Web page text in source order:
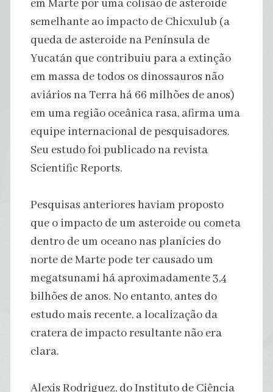
em Marte por uma colisão de asteroide
semelhante ao impacto de Chicxulub (a
queda de asteroide na Península de
Yucatán que contribuiu para a extinção
em massa de todos os dinossauros não
aviários na Terra há 66 milhões de anos)
em uma região oceânica rasa, afirma uma
equipe internacional de pesquisadores.
Seu estudo foi publicado na revista
Scientific Reports.
Pesquisas anteriores haviam proposto
que o impacto de um asteroide ou cometa
dentro de um oceano nas planícies do
norte de Marte pode ter causado um
megatsunami há aproximadamente 3,4
bilhões de anos. No entanto, antes do
estudo mais recente, a localização da
cratera de impacto resultante não era
clara.
Alexis Rodriguez, do Instituto de Ciência